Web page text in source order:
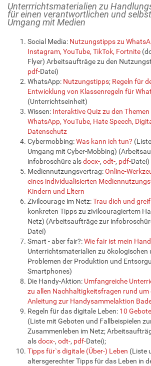
Unterrrichtsmaterialien zu
für einen verantwortlichen und
Umgang mit Medien
Social Media: Nutzungstipps zu
Instagram, YouTube, TikTok, Fortnite
Flyer) Arbeitsaufträge zu den
pdf-Datei)
WhatsApp: Nutzungstipps; Regeln für
Entwicklung von Klassenregeln für
(Unterrichtseinheit)
Wissen: Interaktive Quiz zu den Themen
WhatsApp, YouTube, Hate Speech,
Datenschutz
Cybermobbing:Was kann ich tun?
Umgang mit Cyber-Mobbing)
infobroschüre alsdocx-, odt-, pdf-Datei)
Mediennutzungsvertrag:Online-
eines individualisierten
Kindern und Eltern
Zivilcourage im Netz:Trau dich und
konkreten Tipps zu zivilcouragiertem
Netz) (Arbeitsaufträge zur
Datei)
Smart - aber fair?:Wie fair ist mein
Unterrichtsmaterialien zu ökologischen
Problemen der Produktion und
Smartphones)
Die Handy-Aktion: Umfangreiche
zu allen Nachhaltigkeitsfragen rund
Anleitung zur Handysammelaktion
Regeln für das digitale Leben: 10
(Liste mit Geboten und Fallbeispielen
Zusammenleben im Netz;
alsdocx-, odt-, pdf-Datei);
Tipps für`s digitale (Über-) Leben (Liste
altersgerechter Tipps für das Leben in